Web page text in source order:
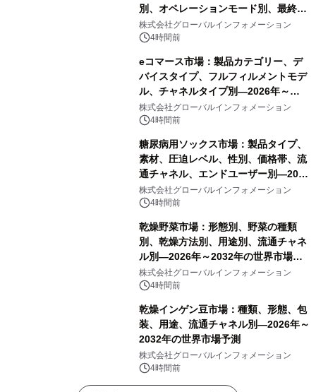
別、オペレーションモード別、最終用
途別―2026年～2032年の世界市場予
測
株式会社グローバルインフォメーション
4時間前
eコマース市場：製品カテゴリー、デ
バイスタイプ、フルフィルメントモデ
ル、チャネルタイプ別―2026年～
2032年の世界市場予測
株式会社グローバルインフォメーション
4時間前
糖尿病用ソックス市場：製品タイプ、
素材、圧迫レベル、性別、価格帯、流
通チャネル、エンドユーザー別―2026
年～2032年の世界市場予測
株式会社グローバルインフォメーション
4時間前
乾燥野菜市場：形態別、野菜の種類
別、乾燥方法別、用途別、流通チャネ
ル別―2026年～2032年の世界市場予
測
株式会社グローバルインフォメーション
4時間前
乾燥インゲン豆市場：種類、形態、包
装、用途、流通チャネル別―2026年～
2032年の世界市場予測
株式会社グローバルインフォメーション
4時間前